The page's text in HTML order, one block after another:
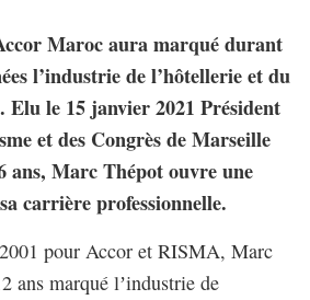
Maroc aura marqué durant
l’industrie de l’hôtellerie et du
Elu le 15 janvier 2021 Président
et des Congrès de Marseille
ans, Marc Thépot ouvre une
carrière professionnelle.
pour Accor et RISMA, Marc
ans marqué lʼindustrie de